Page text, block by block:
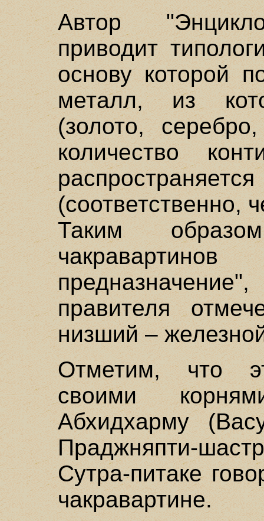
Автор
приводит
основу которой
металл, из
(золото,
количество
(соответственно,
Таким
правителя
низший –
Отметим, что
своими
Абхидхарму
Праджняпти-
Сутра-питаке
чакравартине.